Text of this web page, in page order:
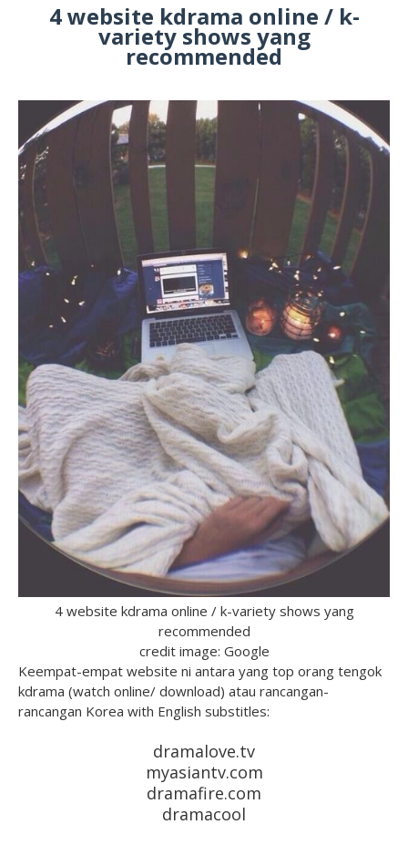
4 website kdrama online / k-
variety shows yang
recommended
4 website kdrama online / k-variety shows yang
recommended
credit image: Google
Keempat-empat website ni antara yang top orang tengok
kdrama (watch online/ download) atau rancangan-
rancangan Korea with English substitles:
dramalove.tv
myasiantv.com
dramafire.com
dramacool